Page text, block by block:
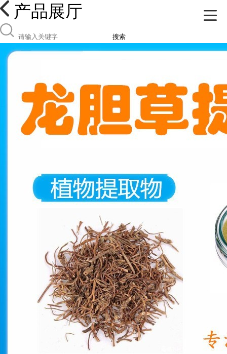
产品展厅
搜索